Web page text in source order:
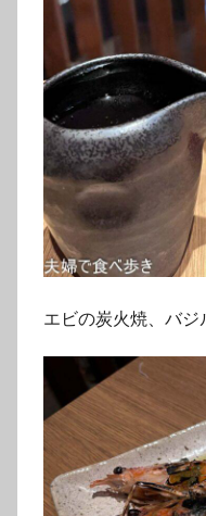
エビの炭火焼、バジ